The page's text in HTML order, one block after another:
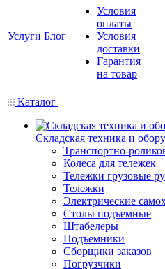
Услуги Блог
Условия
оплаты
Условия
доставки
Гарантия
на товар
Каталог
Складская техника и
Транспортно-
Колеса для тележек
Тележки грузовые
Тележки
Электрические
Столы подъемные
Штабелеры
Подъемники
Сборщики заказов
Погрузчики